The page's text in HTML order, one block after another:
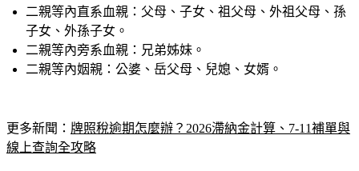
二親等內直系血親： 父母、子女、祖父母、外祖父母、孫
子女、外孫子女。
二親等內旁系血親： 兄弟姊妹。
二親等內姻親： 公婆、岳父母、兒媳、女婿。
更多新聞： 牌照稅逾期怎麼辦？2026滯納金計算、7-11補單與
線上查詢全攻略